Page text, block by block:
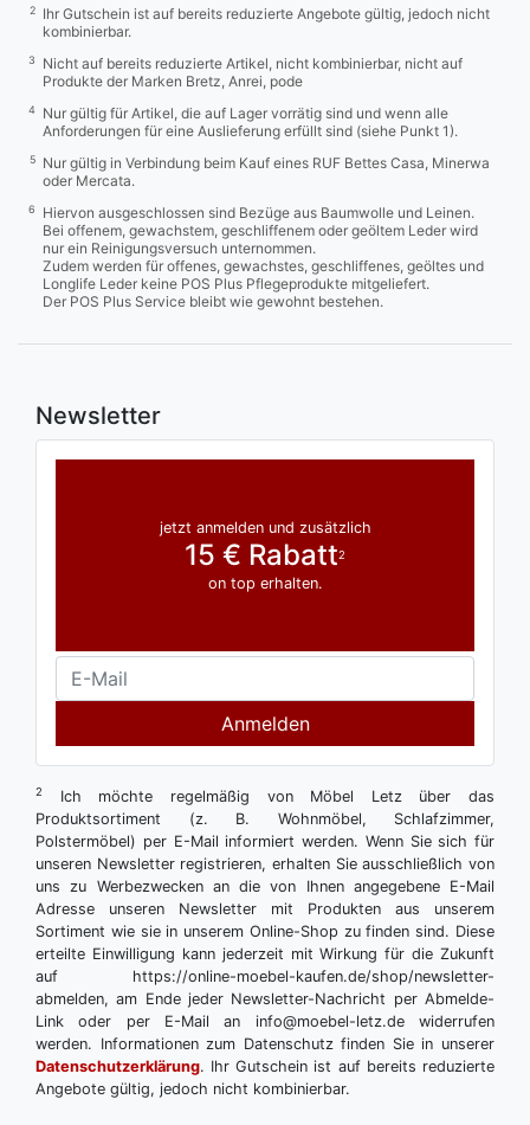
2
Ihr Gutschein ist auf bereits reduzierte Angebote gültig, jedoch nicht
kombinierbar.
3
Nicht auf bereits reduzierte Artikel, nicht kombinierbar, nicht auf
Produkte der Marken Bretz, Anrei, pode
4
Nur gültig für Artikel, die auf Lager vorrätig sind und wenn alle
Anforderungen für eine Auslieferung erfüllt sind (siehe Punkt 1).
5
Nur gültig in Verbindung beim Kauf eines RUF Bettes Casa, Minerwa
oder Mercata.
6
Hiervon ausgeschlossen sind Bezüge aus Baumwolle und Leinen.
Bei offenem, gewachstem, geschliffenem oder geöltem Leder wird
nur ein Reinigungsversuch unternommen.
Zudem werden für offenes, gewachstes, geschliffenes, geöltes und
Longlife Leder keine POS Plus Pflegeprodukte mitgeliefert.
Der POS Plus Service bleibt wie gewohnt bestehen.
Newsletter
jetzt anmelden und zusätzlich
15 € Rabatt2
on top erhalten.
Anmelden
2
Ich möchte regelmäßig von Möbel Letz über das
Produktsortiment (z. B. Wohnmöbel, Schlafzimmer,
Polstermöbel) per E-Mail informiert werden. Wenn Sie sich für
unseren Newsletter registrieren, erhalten Sie ausschließlich von
uns zu Werbezwecken an die von Ihnen angegebene E-Mail
Adresse unseren Newsletter mit Produkten aus unserem
Sortiment wie sie in unserem Online-Shop zu finden sind. Diese
erteilte Einwilligung kann jederzeit mit Wirkung für die Zukunft
auf https://online-moebel-kaufen.de/shop/newsletter-
abmelden, am Ende jeder Newsletter-Nachricht per Abmelde-
Link oder per E-Mail an info@moebel-letz.de widerrufen
werden. Informationen zum Datenschutz finden Sie in unserer
Datenschutzerklärung. Ihr Gutschein ist auf bereits reduzierte
Angebote gültig, jedoch nicht kombinierbar.